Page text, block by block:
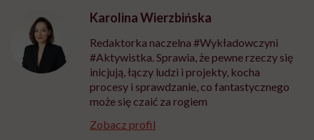
Karolina Wierzbińska
Redaktorka naczelna #Wykładowczyni
#Aktywistka. Sprawia, że pewne rzeczy się
inicjują, łączy ludzi i projekty, kocha
procesy i sprawdzanie, co fantastycznego
może się czaić za rogiem
Zobacz profil